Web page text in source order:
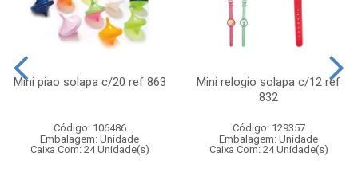
Mini piao solapa c/20 ref 863
Código: 106486
Embalagem: Unidade
Caixa Com: 24 Unidade(s)
Mini relogio solapa c/12 ref
832
Código: 129357
Embalagem: Unidade
Caixa Com: 24 Unidade(s)